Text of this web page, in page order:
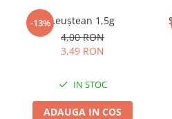
-13%Leuștean 1,5g
4,00 RON
3,49 RON
IN STOC
ADAUGA IN COS